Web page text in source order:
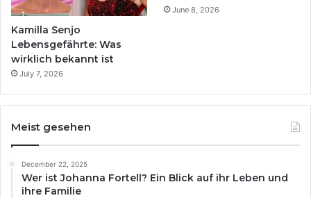
Kamilla Senjo
Lebensgefährte: Was
wirklich bekannt ist
July 7, 2026
June 8, 2026
Meist gesehen
December 22, 2025
Wer ist Johanna Fortell? Ein Blick auf ihr Leben und
ihre Familie